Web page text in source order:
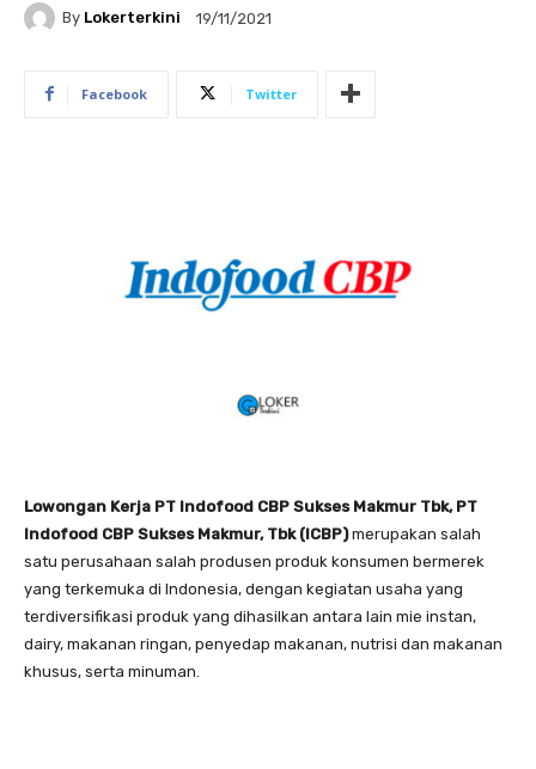
By Lokerterkini 19/11/2021
Facebook Twitter
Lowongan Kerja PT Indofood CBP Sukses Makmur Tbk, PT
Indofood CBP Sukses Makmur, Tbk (ICBP)merupakan salah
satu perusahaan salah produsen produk konsumen bermerek
yang terkemuka di Indonesia, dengan kegiatan usaha yang
terdiversifikasi produk yang dihasilkan antara lain mie instan,
dairy, makanan ringan, penyedap makanan, nutrisi dan makanan
khusus, serta minuman.